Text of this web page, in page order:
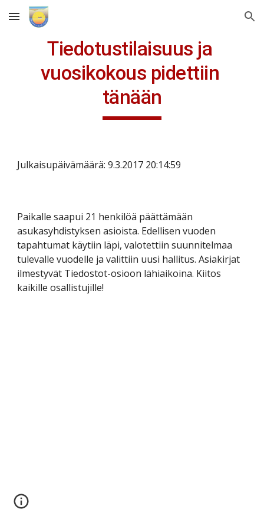
Skip to main content Skip to navigation
Tiedotustilaisuus ja
vuosikokous pidettiin
tänään
Julkaisupäivämäärä: 9.3.2017 20:14:59
Paikalle saapui 21 henkilöä päättämään
asukasyhdistyksen asioista. Edellisen vuoden
tapahtumat käytiin läpi, valotettiin suunnitelmaa
tulevalle vuodelle ja valittiin uusi hallitus. Asiakirjat
ilmestyvät Tiedostot-osioon lähiaikoina. Kiitos
kaikille osallistujille!